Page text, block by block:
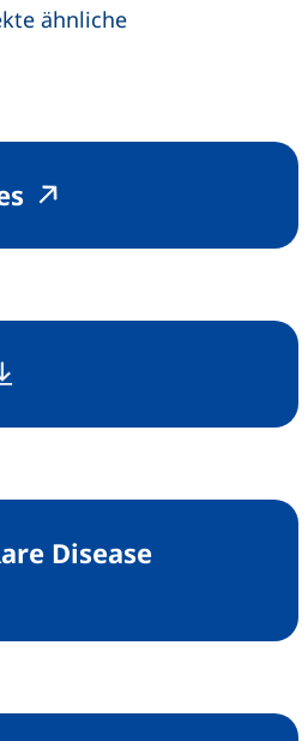
ähnliche
(externer Link, öffnet
neues Fenster),
Disease